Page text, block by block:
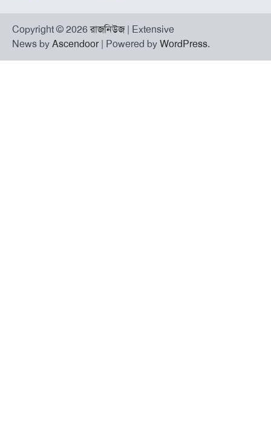
Copyright © 2026রাজনিউজ| Extensive
News by Ascendoor| Powered by WordPress.